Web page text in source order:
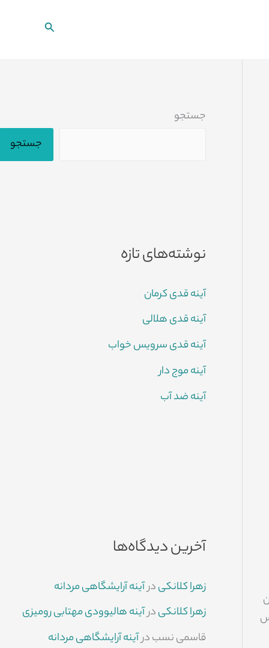
جستجو
جستجو
جستجو
نوشته‌های تازه
آینه قدی کرمان
آینه قدی هلالی
آینه قدی سرویس خواب
آینه موج دار
آینه ضد آب
آخرین دیدگاه‌ها
زهرا کلانکیدرآینه آرایشگاهی مردانه
زهرا کلانکیدرآینه هالیوودی مهتابی رومیزی
قاسمی نسبدرآینه آرایشگاهی مردانه